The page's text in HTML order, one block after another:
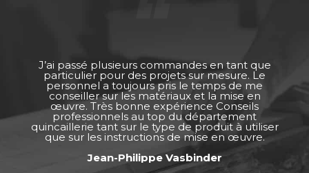
J’ai passé plusieurs commandes en tant que
particulier pour des projets sur mesure. Le
personnel a toujours pris le temps de me
conseiller sur les matériaux et la mise en
œuvre. Très bonne expérience Conseils
professionnels au top du département
quincaillerie tant sur le type de produit à utiliser
que sur les instructions de mise en œuvre.
Jean-Philippe Vasbinder